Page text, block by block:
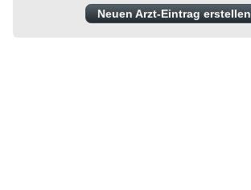
Neuen Arzt-Eintrag erstellen